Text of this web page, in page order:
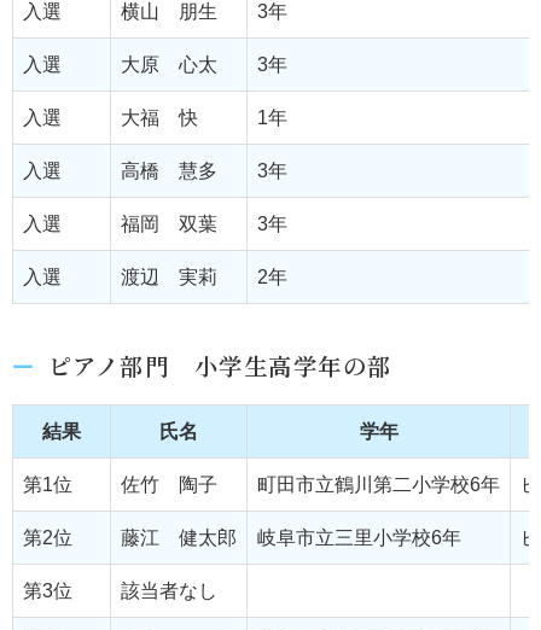
入選 横山 朋生 3年
入選 大原 心太 3年
入選 大福 快 1年
入選 高橋 慧多 3年
入選 福岡 双葉 3年
入選 渡辺 実莉 2年
ピアノ部門 小学生高学年の部
結果 氏名 学年
第1位 佐竹 陶子 町田市立鶴川第二小学校6年
第2位 藤江 健太郎 岐阜市立三里小学校6年
第3位 該当者なし